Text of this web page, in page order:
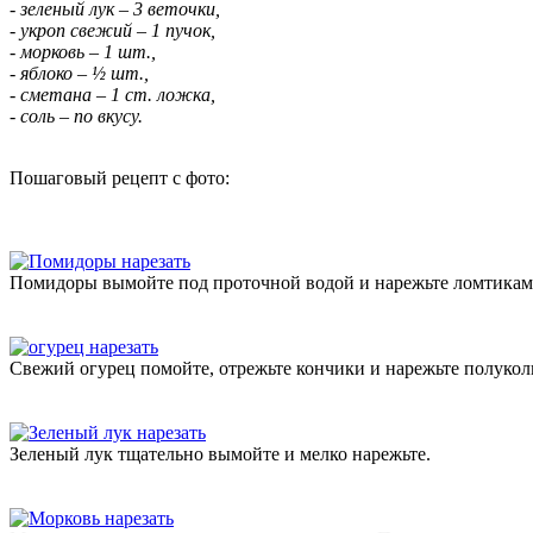
- зеленый лук – 3 веточки,
- укроп свежий – 1 пучок,
- морковь – 1 шт.,
- яблоко – ½ шт.,
- сметана – 1 ст. ложка,
- соль – по вкусу.
Пошаговый рецепт с фото:
Помидоры вымойте под проточной водой и нарежьте
Свежий огурец помойте, отрежьте кончики и нарежьте
Зеленый лук тщательно вымойте и мелко нарежьте.